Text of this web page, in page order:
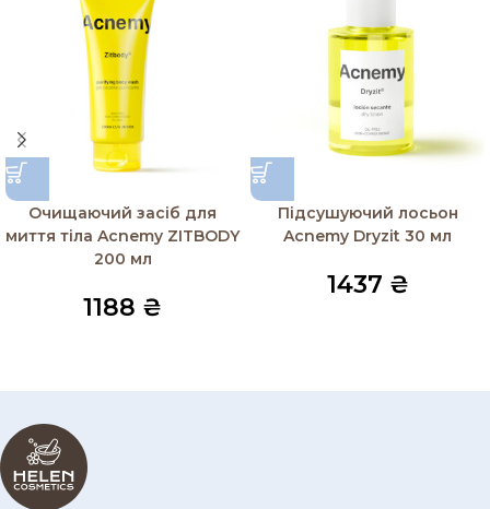
Очищаючий засіб для
миття тіла Acnemy ZITBODY
200 мл
1188 ₴
Підсушуючий лосьон
Acnemy Dryzit 30 мл
1437 ₴